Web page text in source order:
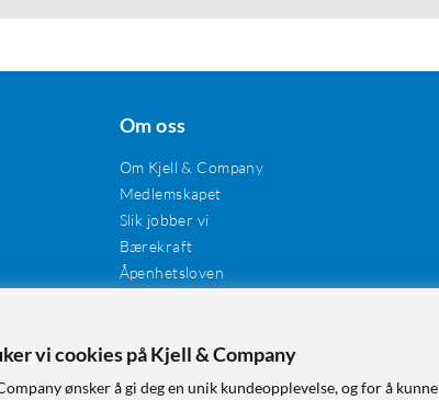
Om oss
Om Kjell & Company
Medlemskapet
Slik jobber vi
Bærekraft
Åpenhetsloven
Tilgjengelighet
vi cookies på Kjell & Company
ønsker å gi deg en unik kundeopplevelse, og for å